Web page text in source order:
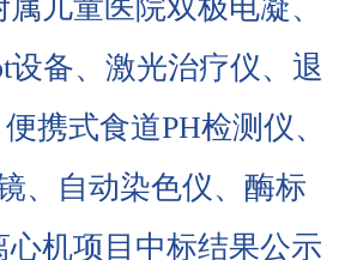
儿童医院双极电凝、
设备、激光治疗仪、退
携式食道PH检测仪、
、自动染色仪、酶标
心机项目中标结果公示